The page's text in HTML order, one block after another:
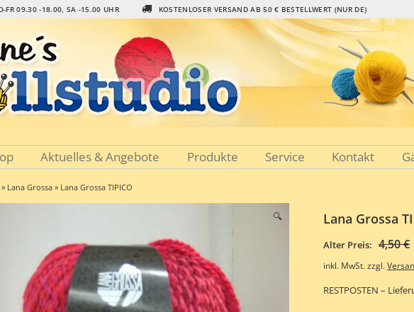
09.30 -18.00, SA -15.00 UHR KOSTENLOSER VERSAND AB 50 € BESTELLWERT (NUR DE)
Aktuelles & Angebote Produkte Service Kontakt
» Lana Grossa » Lana Grossa TIPICO
🔍 Lana Grossa
Alter Preis: 4,50€
inkl. MwSt. zzgl.
RESTPOSTEN –